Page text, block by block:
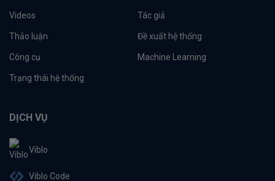
Videos Tác giả
Thảo luận Đề xuất hệ thống
Công cụ Machine Learning
Trạng thái hệ thống
DỊCH VỤ
Viblo
Viblo Code